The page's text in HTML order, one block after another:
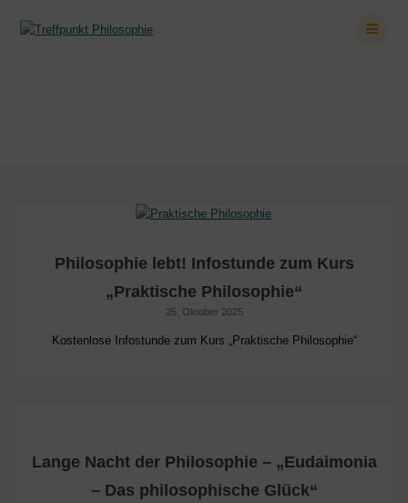
Philosophie lebt! Infostunde zum Kurs
„Praktische Philosophie“
25. Oktober 2025
Kostenlose Infostunde zum Kurs „Praktische Philosophie“
Lange Nacht der Philosophie – „Eudaimonia
– Das philosophische Glück“